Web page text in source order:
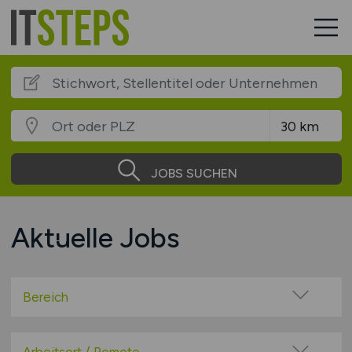
JOBS SUCHEN
Aktuelle Jobs
Bereich